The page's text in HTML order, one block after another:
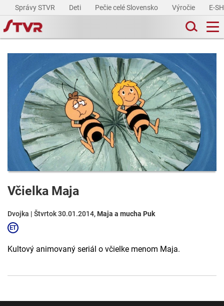
Správy STVR Deti Pečie celé Slovensko Výročie E-
Včielka Maja
Dvojka | Štvrtok 30.01.2014, Maja a mucha Puk
Kultový animovaný seriál o včielke menom Maja.